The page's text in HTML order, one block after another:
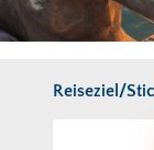
Reiseziel/